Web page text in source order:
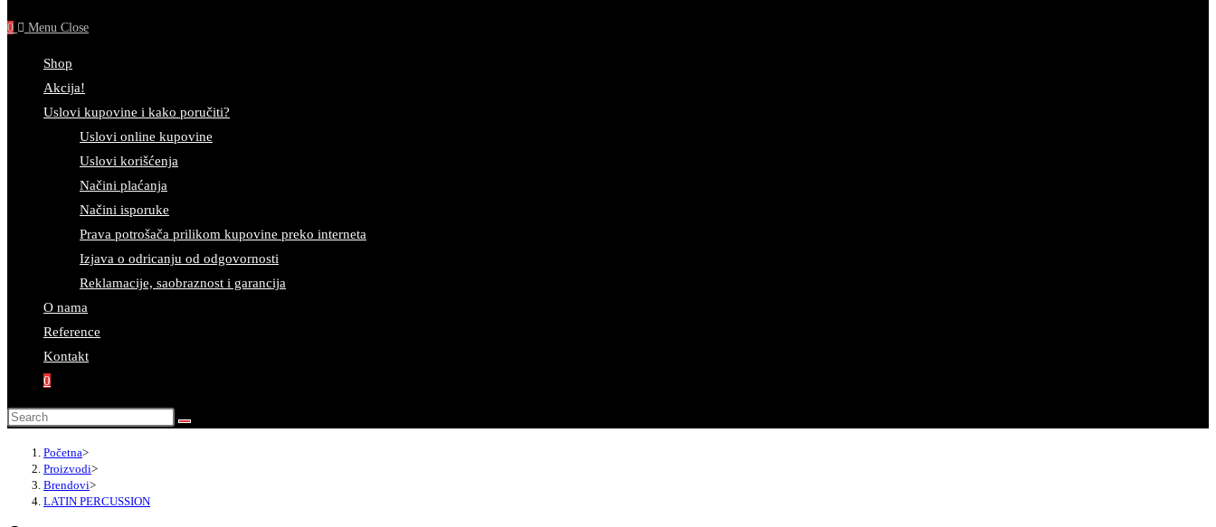
0 Menu Close
Shop
Akcija!
Uslovi kupovine i kako poručiti?
Uslovi online kupovine
Uslovi korišćenja
Načini plaćanja
Načini isporuke
Prava potrošača prilikom kupovine preko interneta
Izjava o odricanju od odgovornosti
Reklamacije, saobraznost i garancija
O nama
Reference
Kontakt
0
Početna>
Proizvodi>
Brendovi>
LATIN PERCUSSION